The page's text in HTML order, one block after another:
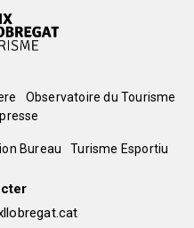
Observatoire du Tourisme
Bureau Turisme Esportiu